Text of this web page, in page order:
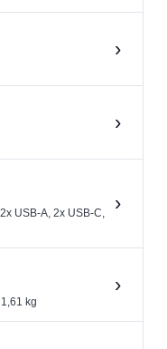
›
›
USB-A, 2x USB-C,
›
kg
›